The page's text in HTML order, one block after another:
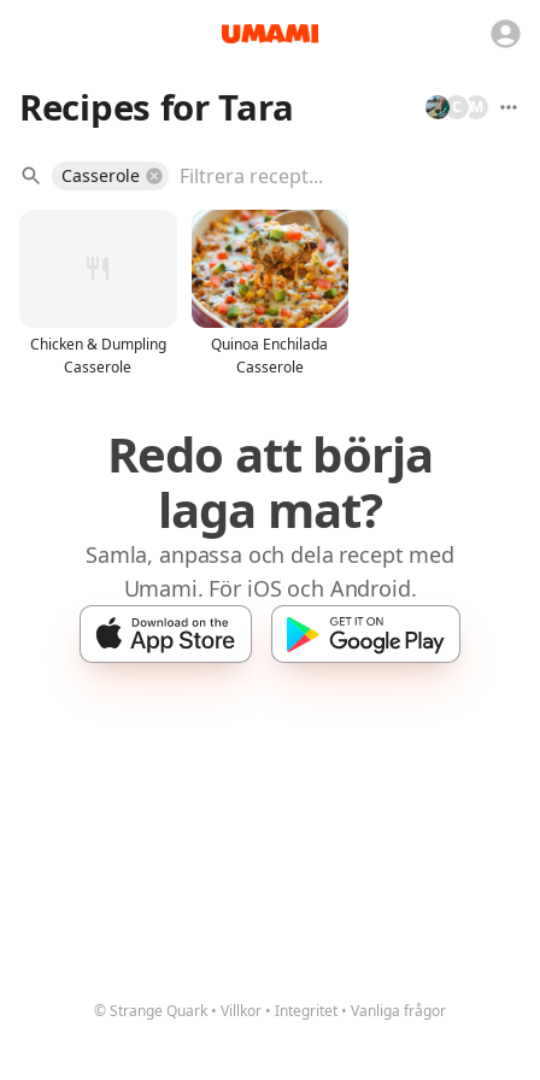
Recipes for Tara M
C
Casserole
Chicken & Dumpling
Casserole
Quinoa Enchilada
Casserole
Redo att börja
laga mat?
Samla, anpassa och dela recept med
Umami. För iOS och Android.
© Strange Quark • Villkor • Integritet • Vanliga frågor